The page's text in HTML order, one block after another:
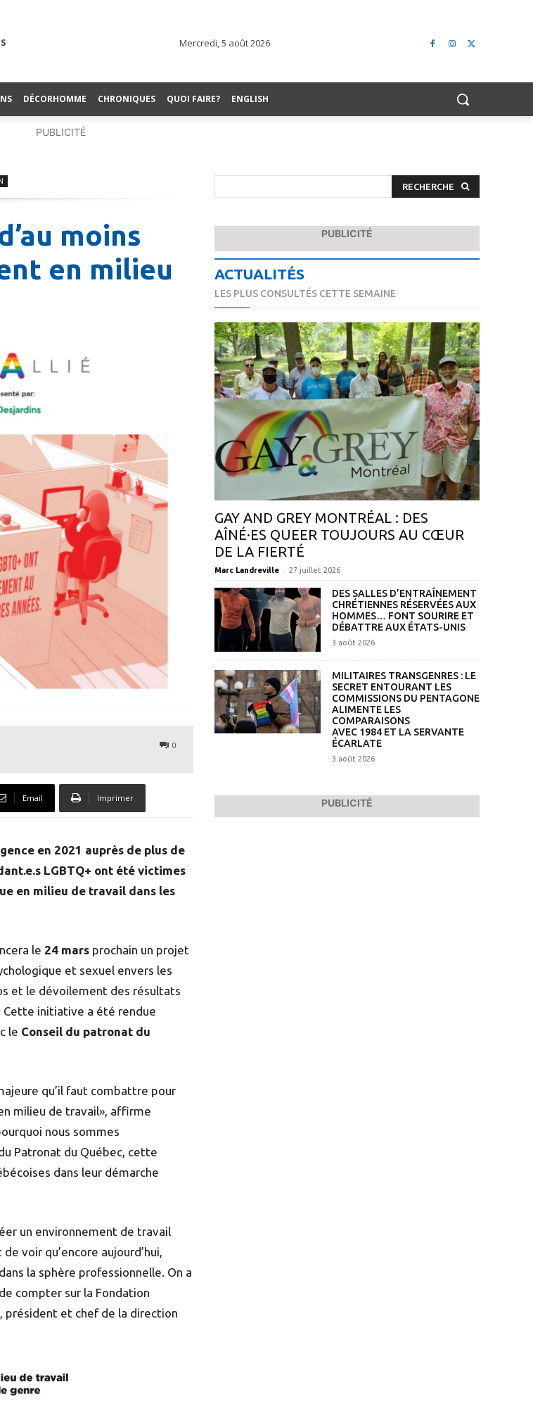
Mercredi, 5 août 2026
DÉCORHOMME CHRONIQUES QUOI FAIRE? ENGLISH
PUBLICITÉ
moins
en milieu
0
Email Imprimer
en 2021 auprès de plus de
LGBTQ+ ont été victimes
en milieu de travail dans les
le 24 mars prochain un projet
et sexuel envers les
et le dévoilement des résultats
Cette initiative a été rendue
le Conseil du patronat du
qu’il faut combattre pour
milieu de travail», affirme
nous sommes
Patronat du Québec, cette
dans leur démarche
un environnement de travail
voir qu’encore aujourd’hui,
la sphère professionnelle. On a
compter sur la Fondation
, président et chef de la direction
RECHERCHE
PUBLICITÉ
ACTUALITÉS
LES PLUS CONSULTÉS CETTE SEMAINE
GAY AND GREY MONTRÉAL : DES
AÎNÉ·ES QUEER TOUJOURS AU CŒUR
DE LA FIERTÉ
Marc Landreville - 27 juillet 2026
DES SALLES D’ENTRAÎNEMENT
CHRÉTIENNES RÉSERVÉES AUX
HOMMES… FONT SOURIRE ET
DÉBATTRE AUX ÉTATS-UNIS
3 août 2026
MILITAIRES TRANSGENRES : LE
SECRET ENTOURANT LES
COMMISSIONS DU PENTAGONE
ALIMENTE LES
COMPARAISONS
AVEC 1984 ET LA SERVANTE
ÉCARLATE
3 août 2026
PUBLICITÉ